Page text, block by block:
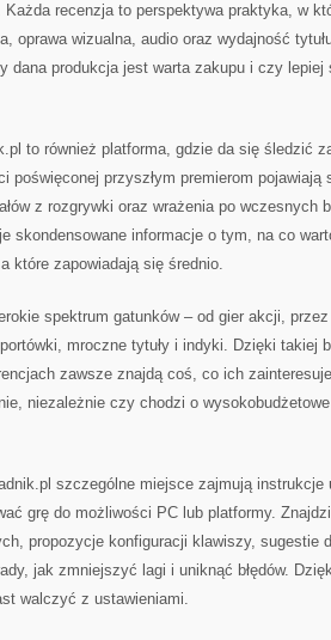
Każda recenzja to perspektywa praktyka, w
oprawa wizualna, audio oraz wydajność
dana produkcja jest warta zakupu i czy lepiej
to również platforma, gdzie da się śledzić
poświęconej przyszłym premierom pojawiają
z rozgrywki oraz wrażenia po wczesnych
skondensowane informacje o tym, na co
które zapowiadają się średnio.
spektrum gatunków – od gier akcji,
mroczne tytuły i indyki. Dzięki takiej
zawsze znajdą coś, co ich
niezależnie czy chodzi o
szczególne miejsce zajmują instrukcje
grę do możliwości PC lub platformy.
propozycje konfiguracji klawiszy, sugestie
jak zmniejszyć lagi i uniknąć błędów.
walczyć z ustawieniami.